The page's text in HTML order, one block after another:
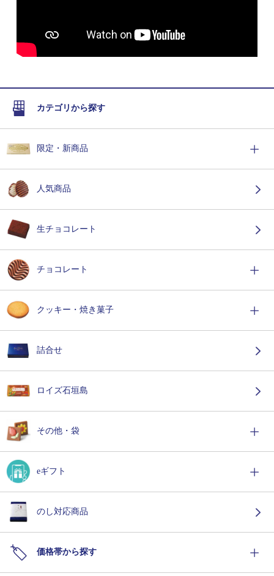
カテゴリから探す
限定・新商品
人気商品
生チョコレート
チョコレート
クッキー・焼き菓子
詰合せ
ロイズ石垣島
その他・袋
eギフト
のし対応商品
価格帯から探す